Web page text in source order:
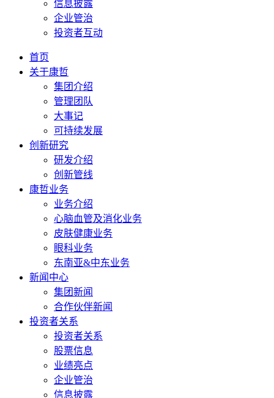
信息披露
企业管治
投资者互动
首页
关于康哲
集团介绍
管理团队
大事记
可持续发展
创新研究
研发介绍
创新管线
康哲业务
业务介绍
心脑血管及消化业务
皮肤健康业务
眼科业务
东南亚&中东业务
新闻中心
集团新闻
合作伙伴新闻
投资者关系
投资者关系
股票信息
业绩亮点
企业管治
信息披露